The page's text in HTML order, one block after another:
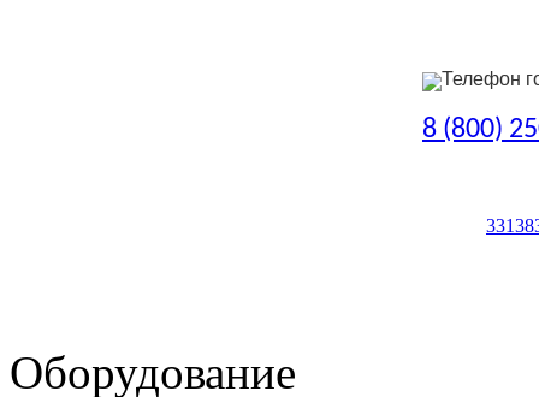
Телефон
8 (800)
Оборудование